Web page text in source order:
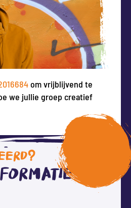
om vrijblijvend te
we jullie groep creatief